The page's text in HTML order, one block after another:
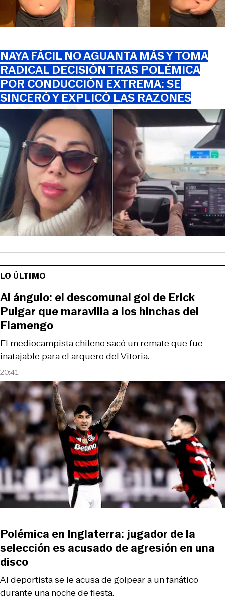
NAYA FÁCIL NO AGUANTA MÁS Y TOMA
RADICAL DECISIÓN TRAS POLÉMICA
POR CONDUCCIÓN EXTREMA: SE
SINCERÓ Y EXPLICÓ LAS RAZONES
LO ÚLTIMO
20:41
El mediocampista chileno sacó un remate que fue
inatajable para el arquero del Vitoria.
Al ángulo: el descomunal gol de Erick
Pulgar que maravilla a los hinchas del
Flamengo
Al deportista se le acusa de golpear a un fanático
durante una noche de fiesta.
Polémica en Inglaterra: jugador de la
selección es acusado de agresión en una
disco